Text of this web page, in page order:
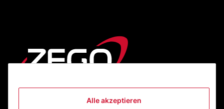
Alle akzeptieren